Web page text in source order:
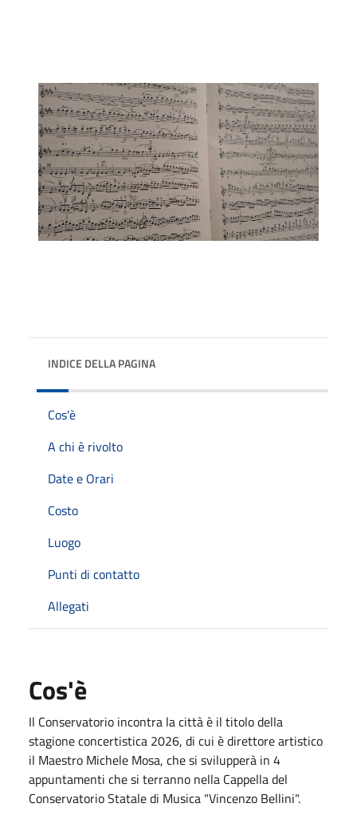
INDICE DELLA PAGINA
Cos'è
A chi è rivolto
Date e Orari
Costo
Luogo
Punti di contatto
Allegati
Cos'è
Il Conservatorio incontra la città è il titolo della
stagione concertistica 2026, di cui è direttore artistico
il Maestro Michele Mosa, che si svilupperà in 4
appuntamenti che si terranno nella Cappella del
Conservatorio Statale di Musica "Vincenzo Bellini".